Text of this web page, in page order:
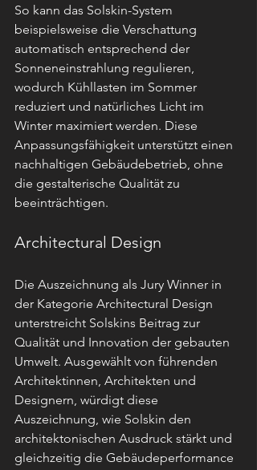
So kann das Solskin-System
beispielsweise die Verschattung
automatisch entsprechend der
Sonneneinstrahlung regulieren,
wodurch Kühllasten im Sommer
reduziert und natürliches Licht im
Winter maximiert werden. Diese
Anpassungsfähigkeit unterstützt einen
nachhaltigen Gebäudebetrieb, ohne
die gestalterische Qualität zu
beeinträchtigen.
Architectural Design
Die Auszeichnung als Jury Winner in
der Kategorie Architectural Design
unterstreicht Solskins Beitrag zur
Qualität und Innovation der gebauten
Umwelt. Ausgewählt von führenden
Architektinnen, Architekten und
Designern, würdigt diese
Auszeichnung, wie Solskin den
architektonischen Ausdruck stärkt und
gleichzeitig die Gebäudeperformance